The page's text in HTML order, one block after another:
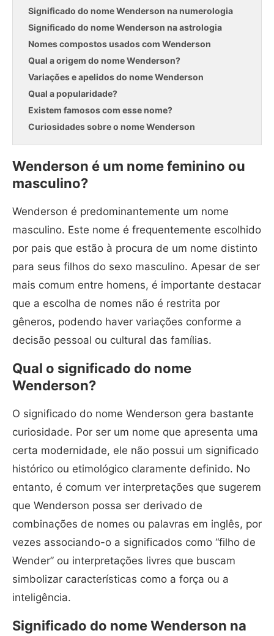
Significado do nome Wenderson na numerologia
Significado do nome Wenderson na astrologia
Nomes compostos usados com Wenderson
Qual a origem do nome Wenderson?
Variações e apelidos do nome Wenderson
Qual a popularidade?
Existem famosos com esse nome?
Curiosidades sobre o nome Wenderson
Wenderson é um nome feminino ou
masculino?
Wenderson é predominantemente um nome
masculino. Este nome é frequentemente escolhido
por pais que estão à procura de um nome distinto
para seus filhos do sexo masculino. Apesar de ser
mais comum entre homens, é importante destacar
que a escolha de nomes não é restrita por
gêneros, podendo haver variações conforme a
decisão pessoal ou cultural das famílias.
Qual o significado do nome
Wenderson?
O significado do nome Wenderson gera bastante
curiosidade. Por ser um nome que apresenta uma
certa modernidade, ele não possui um significado
histórico ou etimológico claramente definido. No
entanto, é comum ver interpretações que sugerem
que Wenderson possa ser derivado de
combinações de nomes ou palavras em inglês, por
vezes associando-o a significados como “filho de
Wender” ou interpretações livres que buscam
simbolizar características como a força ou a
inteligência.
Significado do nome Wenderson na